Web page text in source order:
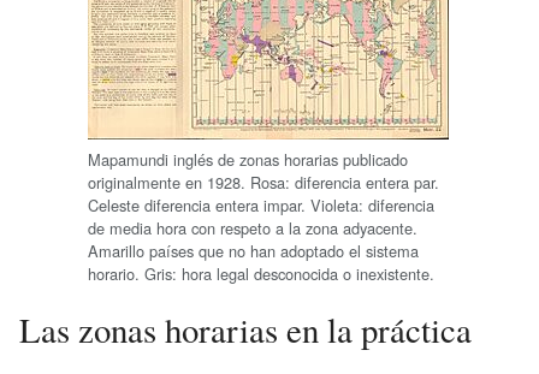
Mapamundi inglés de zonas horarias publicado
originalmente en 1928. Rosa: diferencia entera par.
Celeste diferencia entera impar. Violeta: diferencia
de media hora con respeto a la zona adyacente.
Amarillo países que no han adoptado el sistema
horario. Gris: hora legal desconocida o inexistente.
Las zonas horarias en la práctica